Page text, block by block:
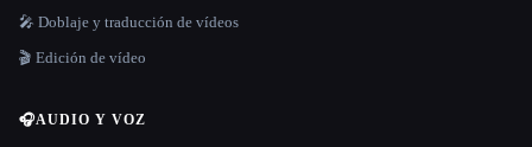
🎤 Doblaje y traducción de vídeos
🎬 Edición de vídeo
🎧AUDIO Y VOZ